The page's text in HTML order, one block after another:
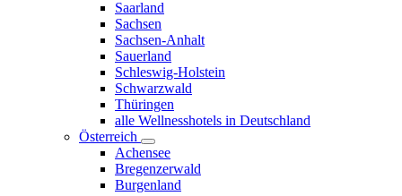
Saarland
Sachsen
Sachsen-Anhalt
Sauerland
Schleswig-Holstein
Schwarzwald
Thüringen
alle Wellnesshotels in Deutschland
Österreich
Achensee
Bregenzerwald
Burgenland